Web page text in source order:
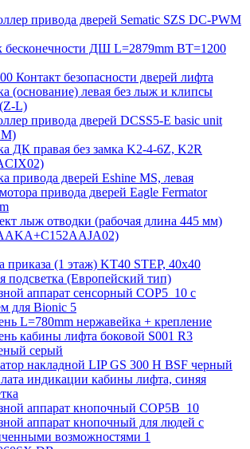
привода дверей Sematic SZS DC-PWM
бесконечности ДШ L=2879mm BT=1200
Контакт безопасности дверей лифта
(основание) левая без лыж и клипсы
L)
привода дверей DCSS5-E basic unit
ДК правая без замка K2-4-6Z, K2R
привода дверей Eshine MS, левая
привода дверей Eagle Fermator
лыж отводки (рабочая длина 445 мм)
приказа (1 этаж) KT40 STEP, 40х40
подсветка (Европейский тип)
аппарат сенсорный COP5_10 с
для Bionic 5
L=780mm нержавейка + крепление
кабины лифта боковой S001 R3
серый
накладной LIP GS 300 H BSF черный
индикации кабины лифта, синяя
аппарат кнопочный COP5B_10
аппарат кнопочный для людей с
возможностями 1